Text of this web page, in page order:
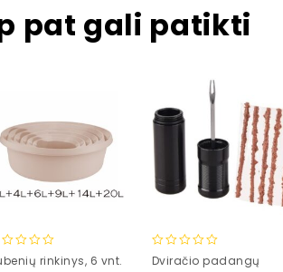
pat gali patikti
rinkinys, 6 vnt.
0
Dviračio padangų